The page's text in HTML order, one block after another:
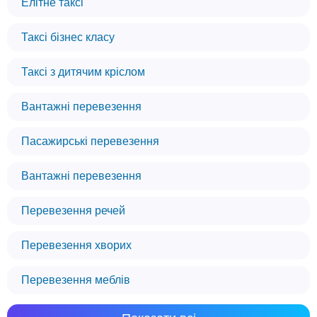
Елітне таксі
Таксі бізнес класу
Таксі з дитячим кріслом
Вантажні перевезення
Пасажирські перевезення
Вантажні перевезення
Перевезення речей
Перевезення хворих
Перевезення меблів